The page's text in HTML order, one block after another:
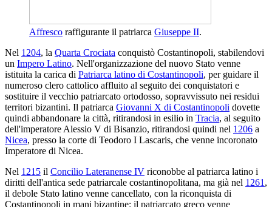
Affresco raffigurante il patriarca Giuseppe II.
Nel 1204, la Quarta Crociata conquistò Costantinopoli, stabilendovi
un Impero Latino. Nell'organizzazione del nuovo Stato venne
istituita la carica di Patriarca latino di Costantinopoli, per guidare il
numeroso clero cattolico affluito al seguito dei conquistatori e
sostituire il vecchio patriarcato ortodosso, sopravvissuto nei residui
territori bizantini. Il patriarca Giovanni X di Costantinopoli dovette
quindi abbandonare la città, ritirandosi in esilio in Tracia, al seguito
dell'imperatore Alessio V di Bisanzio, ritirandosi quindi nel 1206 a
Nicea, presso la corte di Teodoro I Lascaris, che venne incoronato
Imperatore di Nicea.
Nel 1215 il Concilio Lateranense IV riconobbe al patriarca latino i
diritti dell'antica sede patriarcale costantinopolitana, ma già nel 1261 ,
il debole Stato latino venne cancellato, con la riconquista di
Costantinopoli in mani bizantine: il patriarcato greco venne